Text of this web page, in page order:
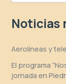
Noticias
Aerolíneas y
El programa
jornada en